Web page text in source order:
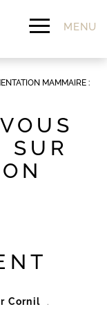
MENU
MAMMAIRE :
SUR
Cornil